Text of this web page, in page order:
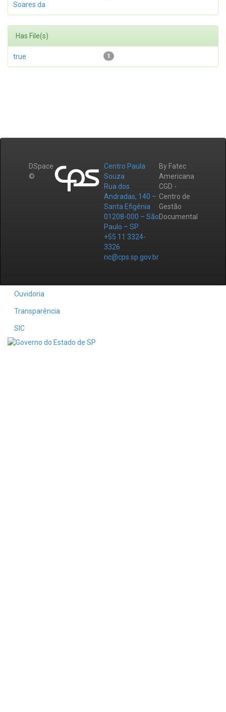
Soares da
Has File(s)
1
true
DSpace
©
Centro Paula
Souza
Rua dos
Andradas, 140 –
Santa Efigênia
01208-000 – São
Paulo – SP
+55 11 3324-
3326
ric@cps.sp.gov.br
By Fatec
Americana
CGD -
Centro de
Gestão
Documental
Ouvidoria
Transparência
SIC